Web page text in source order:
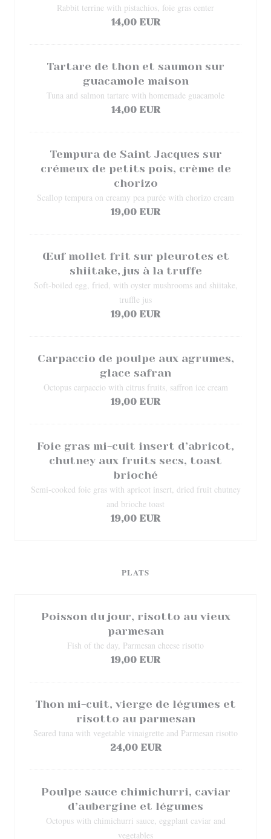
Rabbit terrine with pistachios, foie gras center
14,00 EUR
Tartare de thon et saumon sur
guacamole maison
Tuna and salmon tartare with homemade guacamole
14,00 EUR
Tempura de Saint Jacques sur
crémeux de petits pois, crème de
chorizo
Scallop tempura on creamy pea purée with chorizo cream
19,00 EUR
Œuf mollet frit sur pleurotes et
shiitake, jus à la truffe
Soft-boiled egg, fried, with oyster mushrooms and shiitake,
truffle jus
19,00 EUR
Carpaccio de poulpe aux agrumes,
glace safran
Octopus carpaccio with citrus fruits, saffron ice cream
19,00 EUR
Foie gras mi-cuit insert d’abricot,
chutney aux fruits secs, toast
brioché
Semi-cooked foie gras with apricot insert, dried fruit chutney
and brioche toast
19,00 EUR
PLATS
Poisson du jour, risotto au vieux
parmesan
Fish of the day, Parmesan cheese risotto
19,00 EUR
Thon mi-cuit, vierge de légumes et
risotto au parmesan
Seared tuna with vegetable vinaigrette and Parmesan risotto
24,00 EUR
Poulpe sauce chimichurri, caviar
d’aubergine et légumes
Octopus with chimichurri sauce, eggplant caviar and
vegetables